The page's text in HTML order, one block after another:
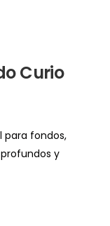
Curio
para fondos,
y